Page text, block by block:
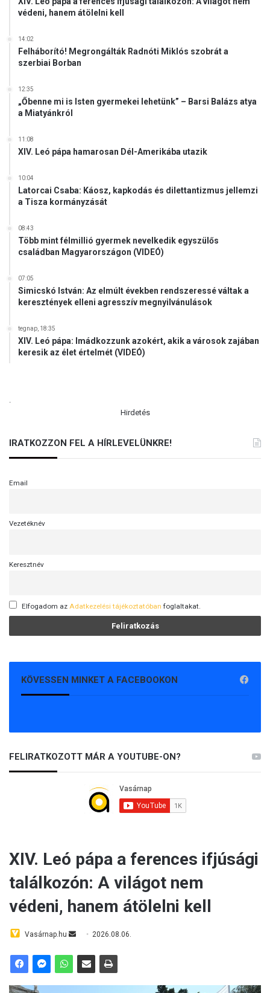
y
védeni, hanem átölelni kell
14:02
Felháborító! Megrongálták Radnóti Miklós szobrát a
szerbiai Borban
12:35
„Őbenne mi is Isten gyermekei lehetünk” – Barsi Balázs atya
a Miatyánkról
11:08
XIV. Leó pápa hamarosan Dél-Amerikába utazik
10:04
Latorcai Csaba: Káosz, kapkodás és dilettantizmus jellemzi
a Tisza kormányzását
08:43
Több mint félmillió gyermek nevelkedik egyszülős
családban Magyarországon (VIDEÓ)
07:05
Simicskó István: Az elmúlt években rendszeressé váltak a
keresztények elleni agresszív megnyilvánulások
tegnap, 18:35
XIV. Leó pápa: Imádkozzunk azokért, akik a városok zajában
keresik az élet értelmét (VIDEÓ)
Hirdetés
IRATKOZZON FEL A HÍRLEVELÜNKRE!
Email
Vezetéknév
Keresztnév
Elfogadom az Adatkezelési tájékoztatóban foglaltakat.
KÖVESSEN MINKET A FACEBOOKON
FELIRATKOZOTT MÁR A YOUTUBE-ON?